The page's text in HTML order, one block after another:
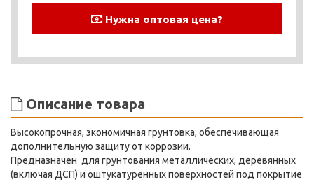
Нужна оптовая цена?
Описание товара
Высокопрочная, экономичная грунтовка, обеспечивающая
дополнительную защиту от коррозии.
Предназначен для грунтования металлических, деревянных
(включая ДСП) и оштукатуренных поверхностей под покрытие